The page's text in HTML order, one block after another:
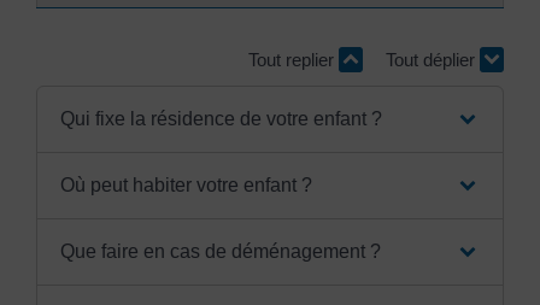
Tout replier Tout déplier
Qui fixe la résidence de votre enfant ?
Où peut habiter votre enfant ?
Que faire en cas de déménagement ?